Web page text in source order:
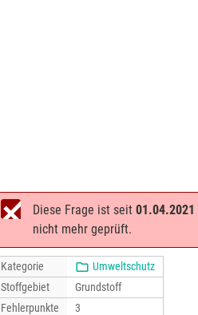
Diese Frage ist seit 01.04.2021
nicht mehr geprüft.
Kategorie
Umweltschutz
Stoffgebiet
Grundstoff
Fehlerpunkte
3